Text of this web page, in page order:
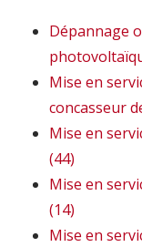
Dépannage
Mise en
concasseur
Mise en
(44)
Mise en
(14)
Mise en